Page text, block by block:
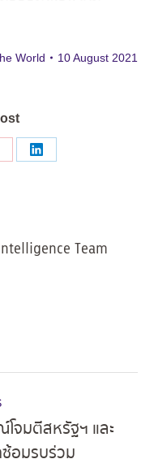
World 10 August 2021
Share
Team
จมตีสหรัฐฯ และ
อมรบร่วม